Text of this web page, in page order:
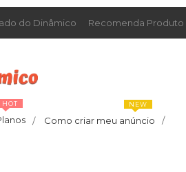
do Dinâmico Recomenda Produto
/
HOT
Como criar meu anúncio /
NEW